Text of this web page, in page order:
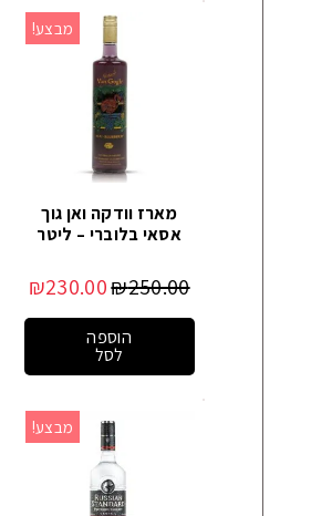
מבצע!
מארז וודקה ואן גוך
אסאי בלוברי – ליטר
₪250.00
₪230.00
הוספה
לסל
מבצע!